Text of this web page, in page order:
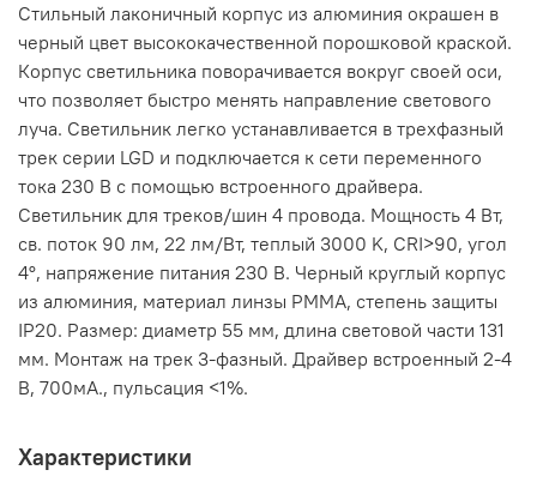
Стильный лаконичный корпус из алюминия окрашен в
черный цвет высококачественной порошковой краской.
Корпус светильника поворачивается вокруг своей оси,
что позволяет быстро менять направление светового
луча. Светильник легко устанавливается в трехфазный
трек серии LGD и подключается к сети переменного
тока 230 В с помощью встроенного драйвера.
Светильник для треков/шин 4 провода. Мощность 4 Вт,
св. поток 90 лм, 22 лм/Вт, теплый 3000 K, CRI>90, угол
4°, напряжение питания 230 В. Черный круглый корпус
из алюминия, материал линзы PMMA, степень защиты
IP20. Размер: диаметр 55 мм, длина световой части 131
мм. Монтаж на трек 3-фазный. Драйвер встроенный 2-4
В, 700мА., пульсация <1%.
Характеристики